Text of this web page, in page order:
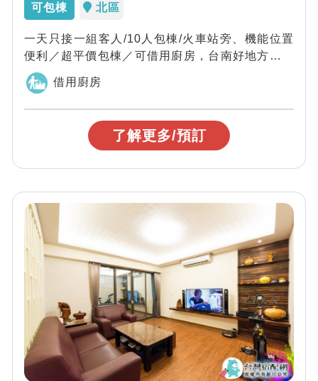
可包棟 北區
一天只接一組客人/10人包棟/火車站旁、機能位置
便利／超平價包棟／可借用廚房，台南好地方一天
只接一組客人，民宿主人精心將原本斑駁破...
借用廚房
了解更多/預訂